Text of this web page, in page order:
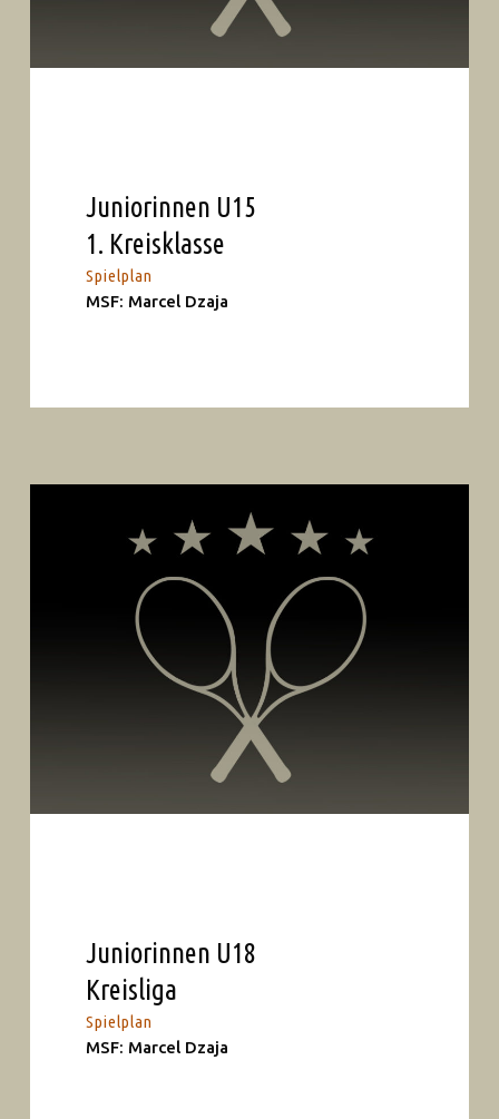
Juniorinnen U15
1. Kreisklasse
Spielplan
MSF: Marcel Dzaja
Juniorinnen U18
Kreisliga
Spielplan
MSF: Marcel Dzaja